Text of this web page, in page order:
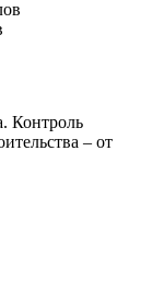
Контроль
– от